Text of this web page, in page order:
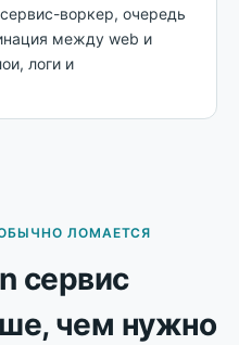
воркер, очередь
между web и
логи и
ЛОМАЕТСЯ
сервис
чем нужно